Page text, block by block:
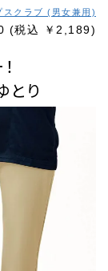
スクラブ (男女兼用)
(税込 ￥2,189)
とり